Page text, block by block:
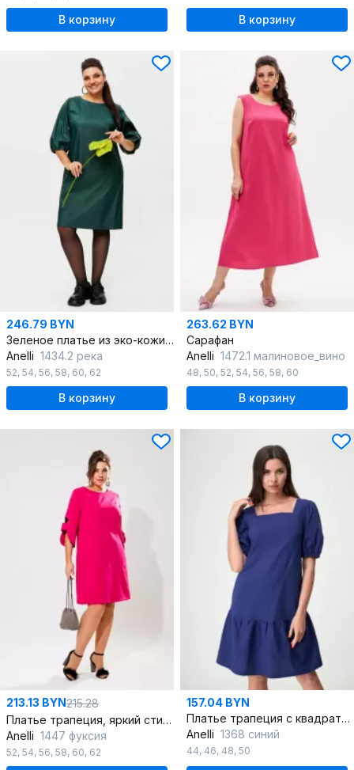
В корзину В корзину
246.79 BYN
Зеленое платье из эко-кожи трапеция
Anelli 1434.2 река
52, 54, 56, 58, 60, 62
В корзину
263.62 BYN
Сарафан
Anelli 1472.1 малиновое_вино
48, 50, 52, 54, 56, 58, 60
В корзину
213.13 BYN215.28
Платье трапеция, яркий стиль, нарядное и универсальное
Anelli 1447 фуксия
52, 54, 56, 58, 60, 62
157.04 BYN
Платье трапеция с квадратным вырезом и открытой спиной
Anelli 1368 синий
44, 46, 48, 50